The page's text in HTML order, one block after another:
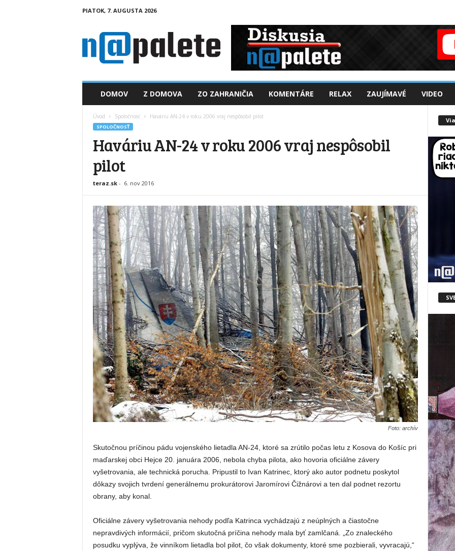
PIATOK, 7. AUGUSTA 2026
a
DOMOV Z DOMOVA ZO ZAHRANIČIA KOMENTÁRE RELAX ZAUJÍMAVÉ VIDEO
Úvod Spoločnosť Haváriu AN-24 v roku 2006 vraj nespôsobil pilot
SPOLOČNOSŤ
Haváriu AN-24 v roku 2006 vraj nespôsobil
pilot
teraz.sk- 6. nov 2016
Foto: archív
Skutočnou príčinou pádu vojenského lietadla AN-24, ktoré sa zrútilo počas letu z Kosova do Košíc pri
maďarskej obci Hejce 20. januára 2006, nebola chyba pilota, ako hovoria oficiálne závery
vyšetrovania, ale technická porucha. Pripustil to Ivan Katrinec, ktorý ako autor podnetu poskytol
dôkazy svojich tvrdení generálnemu prokurátorovi Jaromírovi Čižnárovi a ten dal podnet rezortu
obrany, aby konal.
Oficiálne závery vyšetrovania nehody podľa Katrinca vychádzajú z neúplných a čiastočne
nepravdivých informácií, pričom skutočná príčina nehody mala byť zamlčaná. „Zo znaleckého
posudku vyplýva, že vinníkom lietadla bol pilot, čo však dokumenty, ktoré sme pozbierali, vyvracajú,“